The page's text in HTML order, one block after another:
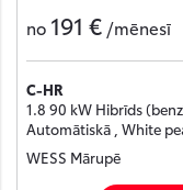
no 191 € /mēnesī
C-HR
1.8 90 kW Hibrīds
Automātiskā , White
WESS Mārupē